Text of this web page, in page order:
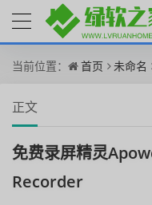
当前位置： 首页 未命名
正文
免费录屏精灵
Recorder